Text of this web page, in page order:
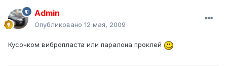
Admin
Опубликовано 12 мая, 2009
Кусочком вибропласта или паралона проклей